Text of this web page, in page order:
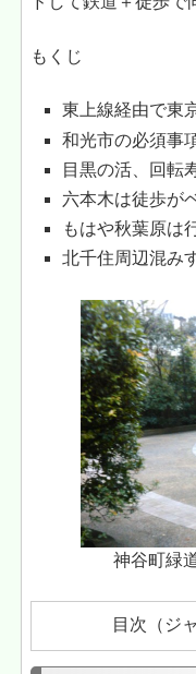
もくじ
東上線経由で東
和光市の必須事
目黒の活、回転
六本木は徒歩が
もはや秋葉原は
北千住周辺混み
神谷町緑
目次（ジ